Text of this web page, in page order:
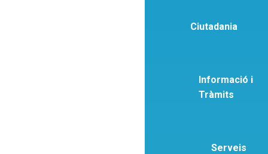
Ciutadania
Informació i
Tràmits
Serveis